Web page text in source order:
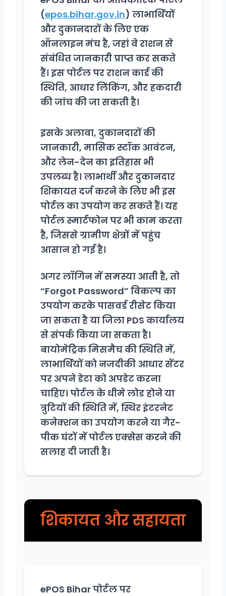
(epos.bihar.gov.in) लाभार्थियों
और दुकानदारों के लिए एक
ऑनलाइन मंच है, जहां वे राशन से
संबंधित जानकारी प्राप्त कर सकते
हैं। इस पोर्टल पर राशन कार्ड की
स्थिति, आधार लिंकिंग, और हकदारी
की जांच की जा सकती है।
इसके अलावा, दुकानदारों की
जानकारी, मासिक स्टॉक आवंटन,
और लेन-देन का इतिहास भी
उपलब्ध है। लाभार्थी और दुकानदार
शिकायत दर्ज करने के लिए भी इस
पोर्टल का उपयोग कर सकते हैं। यह
पोर्टल स्मार्टफोन पर भी काम करता
है, जिससे ग्रामीण क्षेत्रों में पहुंच
आसान हो गई है।
अगर लॉगिन में समस्या आती है, तो
“Forgot Password” विकल्प का
उपयोग करके पासवर्ड रीसेट किया
जा सकता है या जिला PDS कार्यालय
से संपर्क किया जा सकता है।
बायोमेट्रिक मिसमैच की स्थिति में,
लाभार्थियों को नजदीकी आधार सेंटर
पर अपने डेटा को अपडेट करना
चाहिए। पोर्टल के धीमे लोड होने या
त्रुटियों की स्थिति में, स्थिर इंटरनेट
कनेक्शन का उपयोग करने या गैर-
पीक घंटों में पोर्टल एक्सेस करने की
सलाह दी जाती है।
शिकायत और सहायता
ePOS Bihar पोर्टल पर